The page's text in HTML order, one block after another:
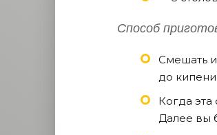
Способ
Смешать
до
Когда эта
Далее вы